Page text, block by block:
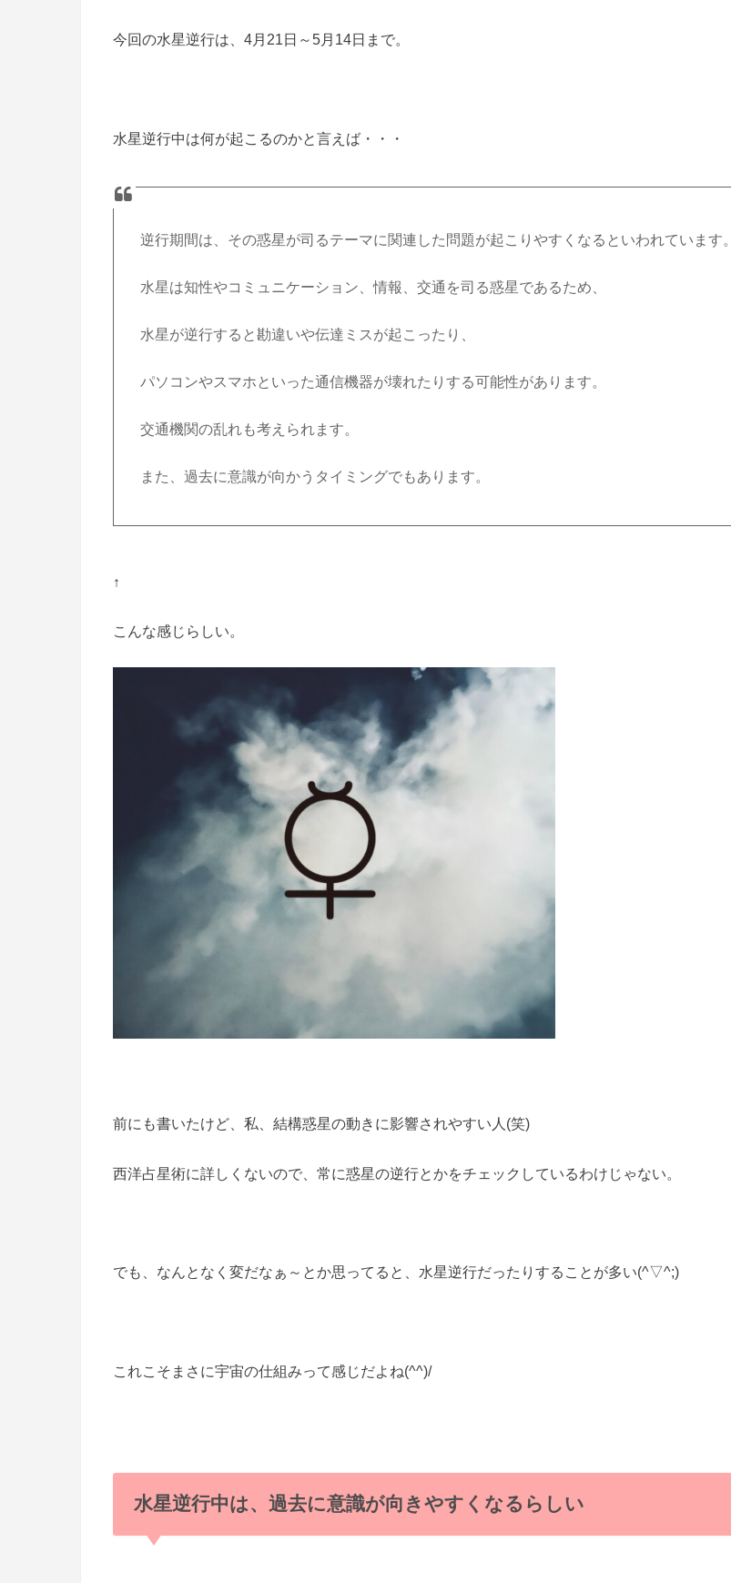
今回の水星逆行は、4月21日～5月14日まで。
水星逆行中は何が起こるのかと言えば・・・
逆行期間は、その惑星が司るテーマに関連した問題が起こりやすくなるといわれています。
水星は知性やコミュニケーション、情報、交通を司る惑星であるため、
水星が逆行すると勘違いや伝達ミスが起こったり、
パソコンやスマホといった通信機器が壊れたりする可能性があります。
交通機関の乱れも考えられます。
また、過去に意識が向かうタイミングでもあります。
↑
こんな感じらしい。
前にも書いたけど、私、結構惑星の動きに影響されやすい人(笑)
西洋占星術に詳しくないので、常に惑星の逆行とかをチェックしているわけじゃない。
でも、なんとなく変だなぁ～とか思ってると、水星逆行だったりすることが多い(^▽^;)
これこそまさに宇宙の仕組みって感じだよね(^^)/
水星逆行中は、過去に意識が向きやすくなるらしい